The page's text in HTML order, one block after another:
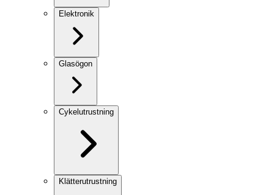
Elektronik
Glasögon
Cykelutrustning
Klätterutrustning